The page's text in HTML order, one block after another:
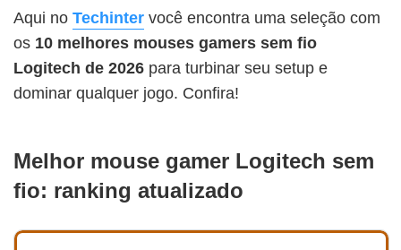
Aqui no Techinter você encontra uma seleção com
os 10 melhores mouses gamers sem fio
Logitech de 2026 para turbinar seu setup e
dominar qualquer jogo. Confira!
Melhor mouse gamer Logitech sem
fio: ranking atualizado